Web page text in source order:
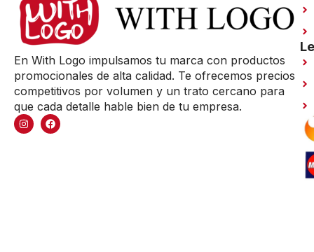
En With Logo impulsamos tu marca con productos
promocionales de alta calidad. Te ofrecemos precios
competitivos por volumen y un trato cercano para
que cada detalle hable bien de tu empresa.